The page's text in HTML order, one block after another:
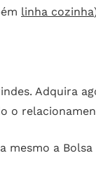
linha cozinha
Adquira
o
a